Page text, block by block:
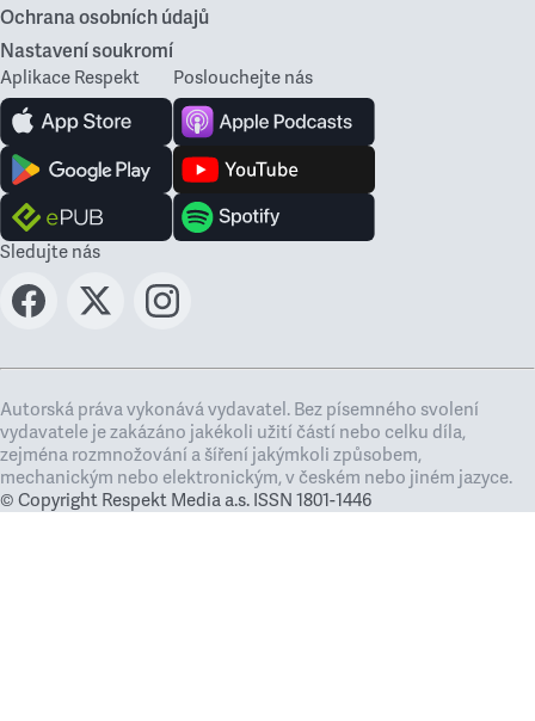
Ochrana osobních údajů
Nastavení soukromí
Aplikace Respekt Poslouchejte nás
Sledujte nás
Autorská práva vykonává vydavatel. Bez písemného svolení
vydavatele je zakázáno jakékoli užití částí nebo celku díla,
zejména rozmnožování a šíření jakýmkoli způsobem,
mechanickým nebo elektronickým, v českém nebo jiném jazyce.
© Copyright Respekt Media a.s. ISSN 1801-1446